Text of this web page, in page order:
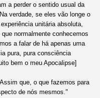
a perder o sentido usual da
verdade, se eles vão longe o
unitária absoluta,
normalmente conhecemos
a falar de há apenas uma
pura, pura consciência
bem o meu Apocalipse]
que, o que fazemos para
de nós mesmos."